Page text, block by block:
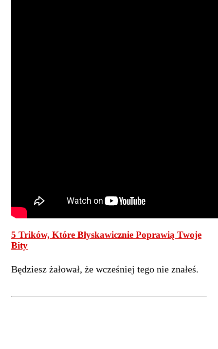
5 Trików, Które Błyskawicznie Poprawią Twoje
Bity
Będziesz żałował, że wcześniej tego nie znałeś.